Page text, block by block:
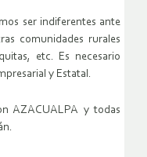
ser indiferentes ante
comunidades rurales
etc. Es necesario
y Estatal.
AZACUALPA y todas